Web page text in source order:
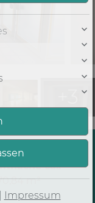
ca.:
m²
Impressum